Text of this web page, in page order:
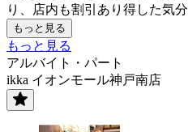
り、店内も割引あり得した気分
もっと見る
もっと見る
アルバイト・パート
ikka イオンモール神戸南店